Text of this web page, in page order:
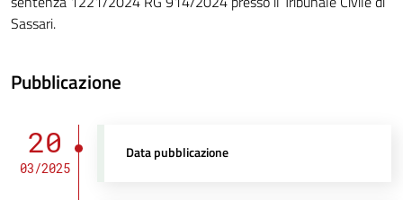
Sassari.
Pubblicazione
20
03/2025
Data pubblicazione